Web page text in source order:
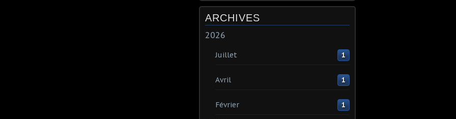
ARCHIVES
2026
Juillet 1
Avril 1
Février 1